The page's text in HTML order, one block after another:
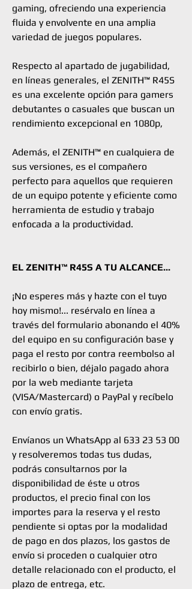
gaming, ofreciendo una experiencia
fluida y envolvente en una amplia
variedad de juegos populares.
Respecto al apartado de jugabilidad,
en líneas generales, el ZENITH™ R45S
es una excelente opción para gamers
debutantes o casuales que buscan un
rendimiento excepcional en 1080p,
Además, el ZENITH™ en cualquiera de
sus versiones, es el compañero
perfecto para aquellos que requieren
de un equipo potente y eficiente como
herramienta de estudio y trabajo
enfocada a la productividad.
EL ZENITH™ R45S A TU ALCANCE...
¡No esperes más y hazte con el tuyo
hoy mismo!... resérvalo en línea a
través del formulario abonando el 40%
del equipo en su configuración base y
paga el resto por contra reembolso al
recibirlo o bien, déjalo pagado ahora
por la web mediante tarjeta
(VISA/Mastercard) o PayPal y recíbelo
con envío gratis.
Envíanos un WhatsApp al 633 23 53 00
y resolveremos todas tus dudas,
podrás consultarnos por la
disponibilidad de éste u otros
productos, el precio final con los
importes para la reserva y el resto
pendiente si optas por la modalidad
de pago en dos plazos, los gastos de
envío si proceden o cualquier otro
detalle relacionado con el producto, el
plazo de entrega, etc.